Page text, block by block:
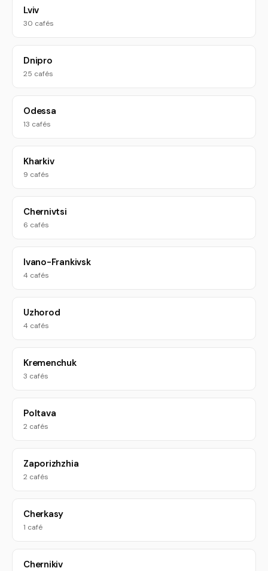
Lviv
30 cafés
Dnipro
25 cafés
Odessa
13 cafés
Kharkiv
9 cafés
Chernivtsi
6 cafés
Ivano-Frankivsk
4 cafés
Uzhorod
4 cafés
Kremenchuk
3 cafés
Poltava
2 cafés
Zaporizhzhia
2 cafés
Cherkasy
1 café
Chernikiv